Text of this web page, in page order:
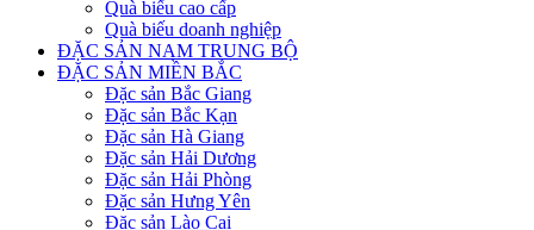
Quà biếu cao cấp
Quà biếu doanh nghiệp
ĐẶC SẢN NAM TRUNG BỘ
ĐẶC SẢN MIỀN BẮC
Đặc sản Bắc Giang
Đặc sản Bắc Kạn
Đặc sản Hà Giang
Đặc sản Hải Dương
Đặc sản Hải Phòng
Đặc sản Hưng Yên
Đặc sản Lào Cai